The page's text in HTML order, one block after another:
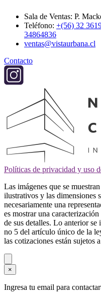
Sala de Ventas: P.
Teléfono: +(56) 32
34864836
ventas@vistaurbana.cl
Contacto
Políticas de privacidad y uso
Las imágenes que se
ilustrativos y las dimensiones
necesariamente una
es mostrar una
de sus detalles. Lo anterior
no 5 del artículo único de la
las cotizaciones están sujetos
×
Ingresa tu email para